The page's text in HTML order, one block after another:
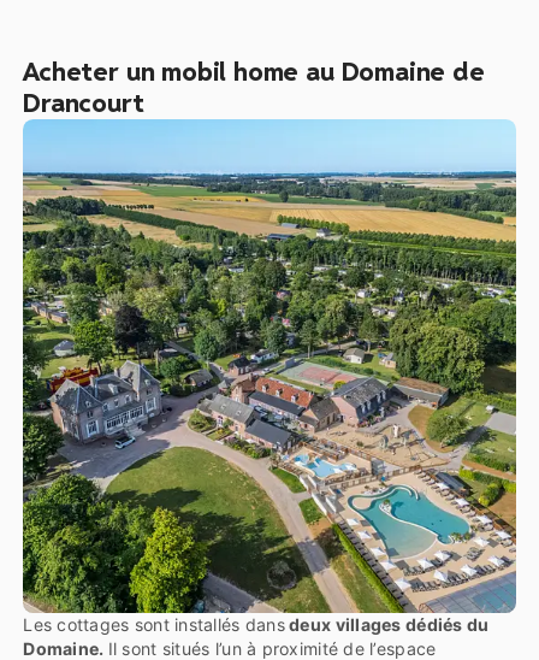
Acheter un mobil home au Domaine de
Drancourt
Les cottages sont installés dansdeux villages dédiés du
Domaine. Il sont situés l’un à proximité de l’espace